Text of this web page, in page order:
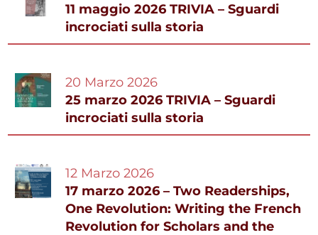
11 maggio 2026 TRIVIA – Sguardi
incrociati sulla storia
20 Marzo 2026
25 marzo 2026 TRIVIA – Sguardi
incrociati sulla storia
12 Marzo 2026
17 marzo 2026 – Two Readerships,
One Revolution: Writing the French
Revolution for Scholars and the